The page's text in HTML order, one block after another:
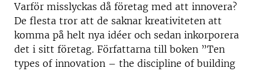
Varför misslyckas då företag med att innovera?
De flesta tror att de saknar kreativiteten att
komma på helt nya idéer och sedan inkorporera
det i sitt företag. Författarna till boken ”Ten
types of innovation – the discipline of building